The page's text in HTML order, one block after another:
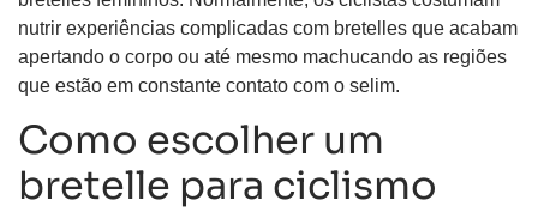
nutrir experiências complicadas com bretelles que acabam
apertando o corpo ou até mesmo machucando as regiões
que estão em constante contato com o selim.
Como escolher um
bretelle para ciclismo